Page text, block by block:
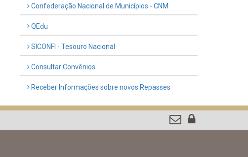
Confederação Nacional de Municípios - CNM
QEdu
SICONFI - Tesouro Nacional
Consultar Convênios
Receber Informações sobre novos Repasses